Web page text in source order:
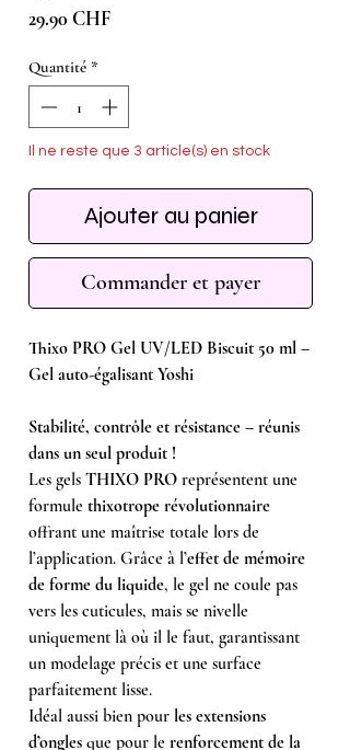
29.90 CHFPrix
Quantité *
Il ne reste que 3 article(s) en stock
Ajouter au panier
Commander et payer
Thixo PRO Gel UV/LED Biscuit 50 ml –
Gel auto-égalisant Yoshi
Stabilité, contrôle et résistance – réunis
dans un seul produit !
Les gels THIXO PRO représentent une
formule thixotrope révolutionnaire
offrant une maîtrise totale lors de
l’application. Grâce à l’effet de mémoire
de forme du liquide, le gel ne coule pas
vers les cuticules, mais se nivelle
uniquement là où il le faut, garantissant
un modelage précis et une surface
parfaitement lisse.
Idéal aussi bien pour les extensions
d’ongles que pour le renforcement de la